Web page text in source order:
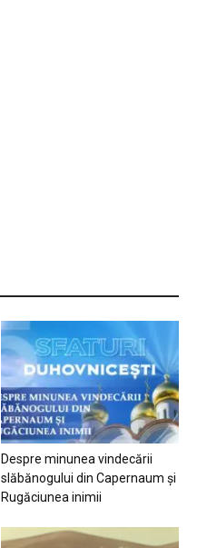
Despre minunea vindecării
slăbănogului din Capernaum și
Rugăciunea inimii